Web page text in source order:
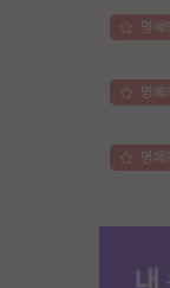
명예
명예
명예